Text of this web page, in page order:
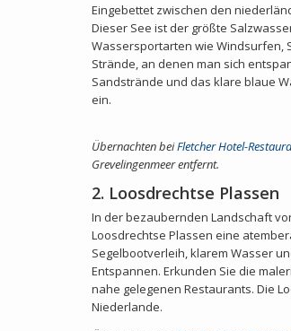
Eingebettet zwischen den
Dieser See ist der größte
Wassersportarten wie Windsurfen,
Strände, an denen man sich
Sandstrände und das klare blaue
ein.
Übernachten beiFletcher Hotel-
Grevelingenmeer entfernt.
2. Loosdrechtse Plassen
In der bezaubernden Landschaft
Loosdrechtse Plassen eine
Segelbootverleih, klarem Wasser
Entspannen. Erkunden Sie die
nahe gelegenen Restaurants. Die
Niederlande.